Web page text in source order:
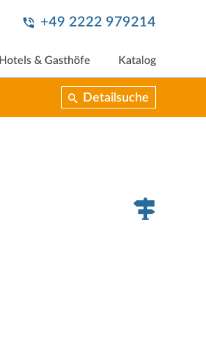
+49 2222 979214
Hotels & Gasthöfe Katalog
Detailsuche